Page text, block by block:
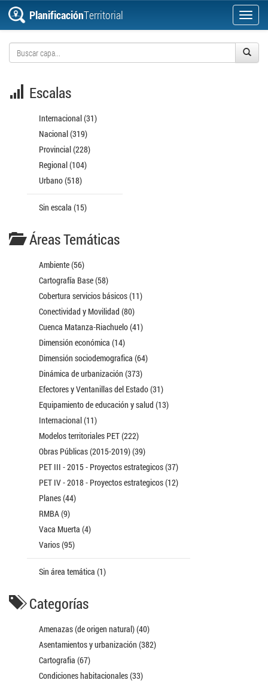
PlanificaciónTerritorial
Escalas
Internacional (31)
Nacional (319)
Provincial (228)
Regional (104)
Urbano (518)
Sin escala (15)
Áreas Temáticas
Ambiente (56)
Cartografía Base (58)
Cobertura servicios básicos (11)
Conectividad y Movilidad (80)
Cuenca Matanza-Riachuelo (41)
Dimensión económica (14)
Dimensión sociodemografica (64)
Dinámica de urbanización (373)
Efectores y Ventanillas del Estado (31)
Equipamiento de educación y salud (13)
Internacional (11)
Modelos territoriales PET (222)
Obras Públicas (2015-2019) (39)
PET III - 2015 - Proyectos estrategicos (37)
PET IV - 2018 - Proyectos estrategicos (12)
Planes (44)
RMBA (9)
Vaca Muerta (4)
Varios (95)
Sin área temática (1)
Categorías
Amenazas (de origen natural) (40)
Asentamientos y urbanización (382)
Cartografia (67)
Condiciones habitacionales (33)